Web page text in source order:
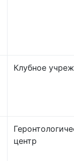
Клубное
центр